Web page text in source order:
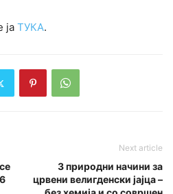
ја ТУКА.
Next article
3 природни начини за
црвени велигденски јајца –